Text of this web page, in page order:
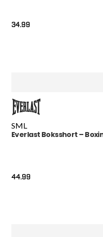
34.99
SML
Everlast Boksshort –
44.99